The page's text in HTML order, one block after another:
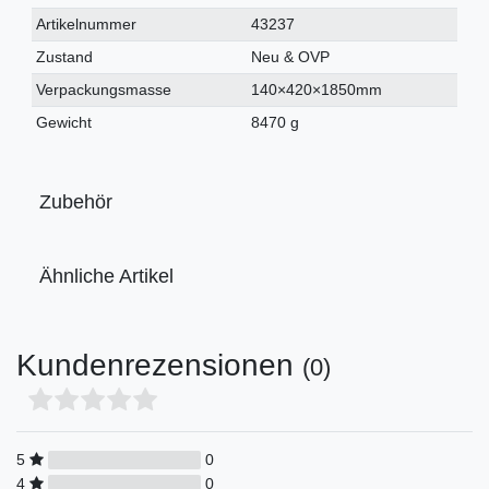
Technisches
Merkmal
Wert
Artikelnummer
43237
Zustand
Neu & OVP
Verpackungsmasse
140×420×1850mm
Gewicht
8470 g
Zubehör
Ähnliche Artikel
Kundenrezensionen (0)
5
0
4
0